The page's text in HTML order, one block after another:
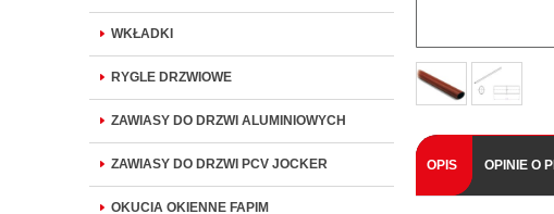
WKŁADKI
RYGLE DRZWIOWE
ZAWIASY DO DRZWI ALUMINIOWYCH
ZAWIASY DO DRZWI PCV JOCKER
OKUCIA OKIENNE FAPIM
OPIS OPINIE O